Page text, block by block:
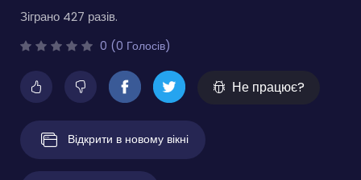
Зіграно 427 разів.
0 (0 Голосів)
Не працює?
Відкрити в новому вікні